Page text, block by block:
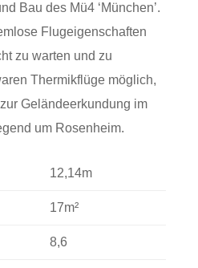
Bau des Mü4 ‘München’.
Flugeigenschaften
zu warten und zu
Thermikflüge möglich,
Geländeerkundung im
um Rosenheim.
12,14m
17m²
8,6